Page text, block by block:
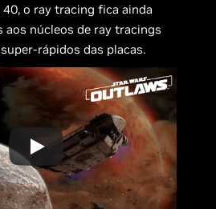
40, o ray tracing fica ainda
aos núcleos de ray tracings
rápidos das placas.